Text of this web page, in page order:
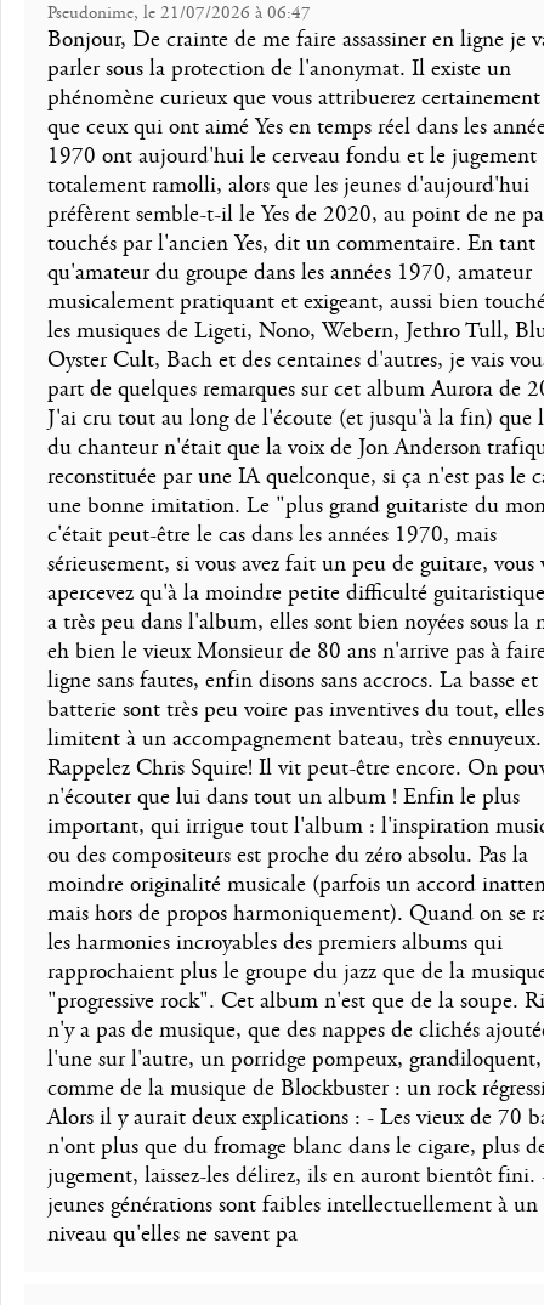
Pseudonime, le 21/07/2026 à 06:47
Bonjour, De crainte de me faire assassiner en ligne je
parler sous la protection de l'anonymat. Il existe un
phénomène curieux que vous attribuerez
que ceux qui ont aimé Yes en temps réel dans les
1970 ont aujourd'hui le cerveau fondu et le jugement
totalement ramolli, alors que les jeunes d'aujourd'hui
préfèrent semble-t-il le Yes de 2020, au point de ne
touchés par l'ancien Yes, dit un commentaire. En tant
qu'amateur du groupe dans les années 1970, amateur
musicalement pratiquant et exigeant, aussi bien
les musiques de Ligeti, Nono, Webern, Jethro Tull,
Oyster Cult, Bach et des centaines d'autres, je vais
part de quelques remarques sur cet album Aurora de
J'ai cru tout au long de l'écoute (et jusqu'à la fin) que
du chanteur n'était que la voix de Jon Anderson
reconstituée par une IA quelconque, si ça n'est pas le
une bonne imitation. Le "plus grand guitariste du
c'était peut-être le cas dans les années 1970, mais
sérieusement, si vous avez fait un peu de guitare, vous
apercevez qu'à la moindre petite difficulté
a très peu dans l'album, elles sont bien noyées sous la
eh bien le vieux Monsieur de 80 ans n'arrive pas à
ligne sans fautes, enfin disons sans accrocs. La basse
batterie sont très peu voire pas inventives du tout,
limitent à un accompagnement bateau, très ennuyeux.
Rappelez Chris Squire! Il vit peut-être encore. On
n'écouter que lui dans tout un album ! Enfin le plus
important, qui irrigue tout l'album : l'inspiration
ou des compositeurs est proche du zéro absolu. Pas la
moindre originalité musicale (parfois un accord
mais hors de propos harmoniquement). Quand on se
les harmonies incroyables des premiers albums qui
rapprochaient plus le groupe du jazz que de la
"progressive rock". Cet album n'est que de la soupe.
n'y a pas de musique, que des nappes de clichés
l'une sur l'autre, un porridge pompeux, grandiloquent,
comme de la musique de Blockbuster : un rock
Alors il y aurait deux explications : - Les vieux de 70
n'ont plus que du fromage blanc dans le cigare, plus
jugement, laissez-les délirez, ils en auront bientôt fini.
jeunes générations sont faibles intellectuellement à
niveau qu'elles ne savent pa